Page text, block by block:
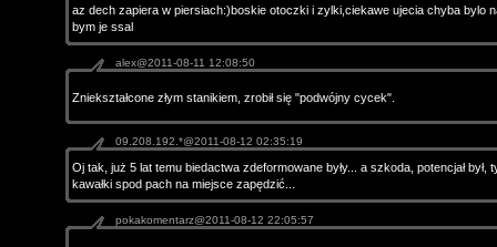
az dech zapiera w piersiach:)boskie otoczki i zylki,ciekawe ujecia chyba bylo
bym je ssal
alex@2011-08-11 12:08:50
Zniekształcone złym stanikiem, zrobił się "podwójny cycek".
09.208.192.*@2011-08-12 02:35:19
Oj tak, już 5 lat temu biedactwa zdeformowane były... a szkoda, potencjał był,
kawałki spod pach na miejsce zapędzić...
pokakomentarz@2011-08-12 22:05:57